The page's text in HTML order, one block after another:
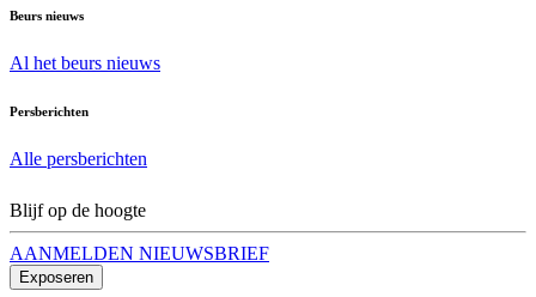
Beurs nieuws
Al het beurs nieuws
Persberichten
Alle persberichten
Blijf op de hoogte
AANMELDEN NIEUWSBRIEF
Exposeren